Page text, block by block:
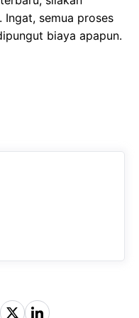
Ingat, semua proses
biaya apapun.